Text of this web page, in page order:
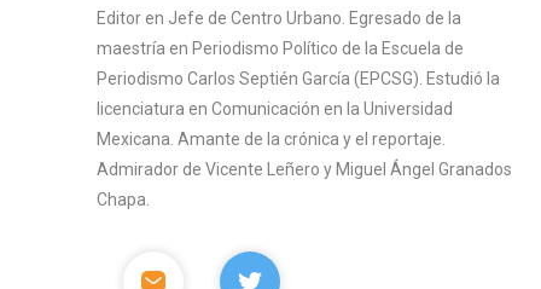
Editor en Jefe de Centro Urbano. Egresado de la
maestría en Periodismo Político de la Escuela de
Periodismo Carlos Septién García (EPCSG). Estudió la
licenciatura en Comunicación en la Universidad
Mexicana. Amante de la crónica y el reportaje.
Admirador de Vicente Leñero y Miguel Ángel Granados
Chapa.